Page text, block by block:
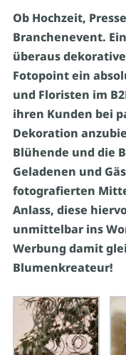
Ob Hochzeit,
Branchenevent.
überaus
Fotopoint ein
und Floristen im
ihren Kunden bei
Dekoration
Blühende und die
Geladenen und
fotografierten
Anlass, diese
unmittelbar ins
Werbung damit
Blumenkreateur!